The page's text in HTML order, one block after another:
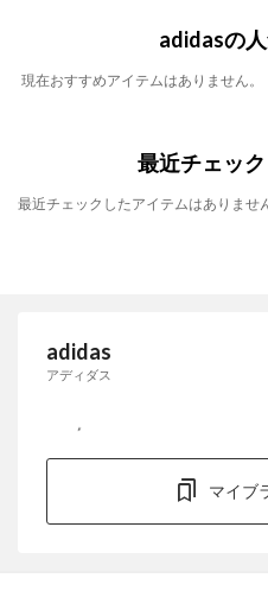
adidasの
現在おすすめアイテムはありません。
最近チェッ
最近チェックしたアイテムはありませ
adidas
アディダス
マイブ